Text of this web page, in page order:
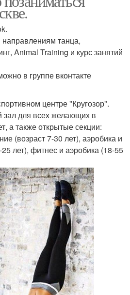
танца,
Animal Training и курс занятий
в группе вконтакте
центре "Кругозор".
зал для всех желающих в
а также открытые секции:
(возраст 7-30 лет), аэробика и
лет), фитнес и аэробика (18-55